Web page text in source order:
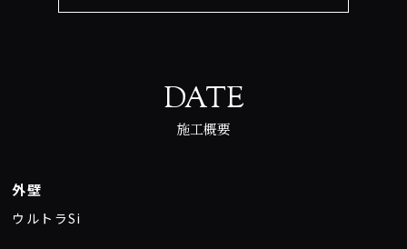
DATE
施工概要
外壁
ウルトラSi